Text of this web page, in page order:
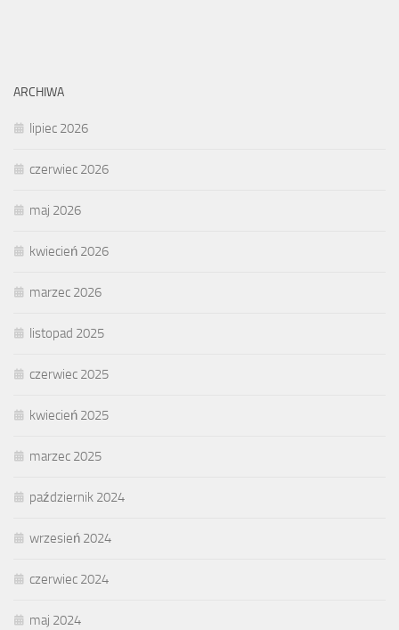
ARCHIWA
lipiec 2026
czerwiec 2026
maj 2026
kwiecień 2026
marzec 2026
listopad 2025
czerwiec 2025
kwiecień 2025
marzec 2025
październik 2024
wrzesień 2024
czerwiec 2024
maj 2024